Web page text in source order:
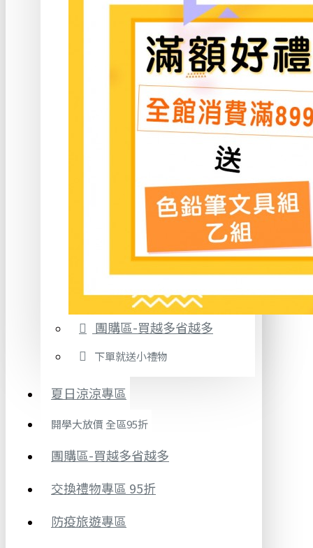
團購區-買越多省越多
下單就送小禮物
夏日涼涼專區
開學大放價 全區95折
團購區-買越多省越多
交換禮物專區 95折
防疫旅遊專區